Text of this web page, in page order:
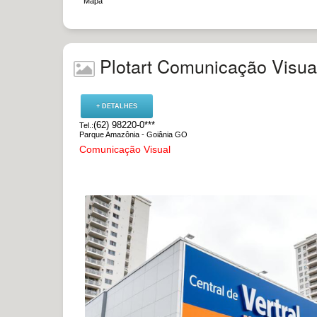
Plotart Comunicação
+ DETALHES
Tel.:(62) 98220-0***
Parque Amazônia - Goiânia GO
Comunicação Visual